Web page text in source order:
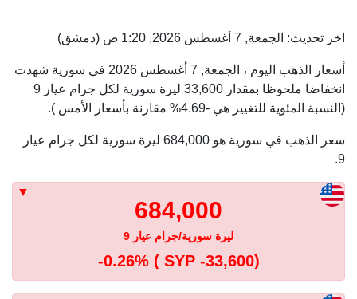
اخر تحديث: الجمعة, 7 أغسطس 2026, 1:20 ص (دمشق)
أسعار الذهب اليوم ، الجمعة, 7 أغسطس 2026 في سورية شهدت
انخفاضا ملحوظا بمقدار 33,600 ليرة سورية لكل جرام عيار 9
(النسبة المئوية للتغيير هي -4.69% مقارنة بأسعار الأمس ).
سعر الذهب في سورية هو 684,000 ليرة سورية لكل جرام عيار
9.
684,000
ليرة سورية/جرام عيار 9
-0.26% ( SYP -33,600)